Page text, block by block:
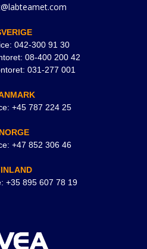
042-300 91 30
08-400 200 42
031-277 001
+45 787 224 25
NORGE
+47 852 306 46
+35 895 607 78 19